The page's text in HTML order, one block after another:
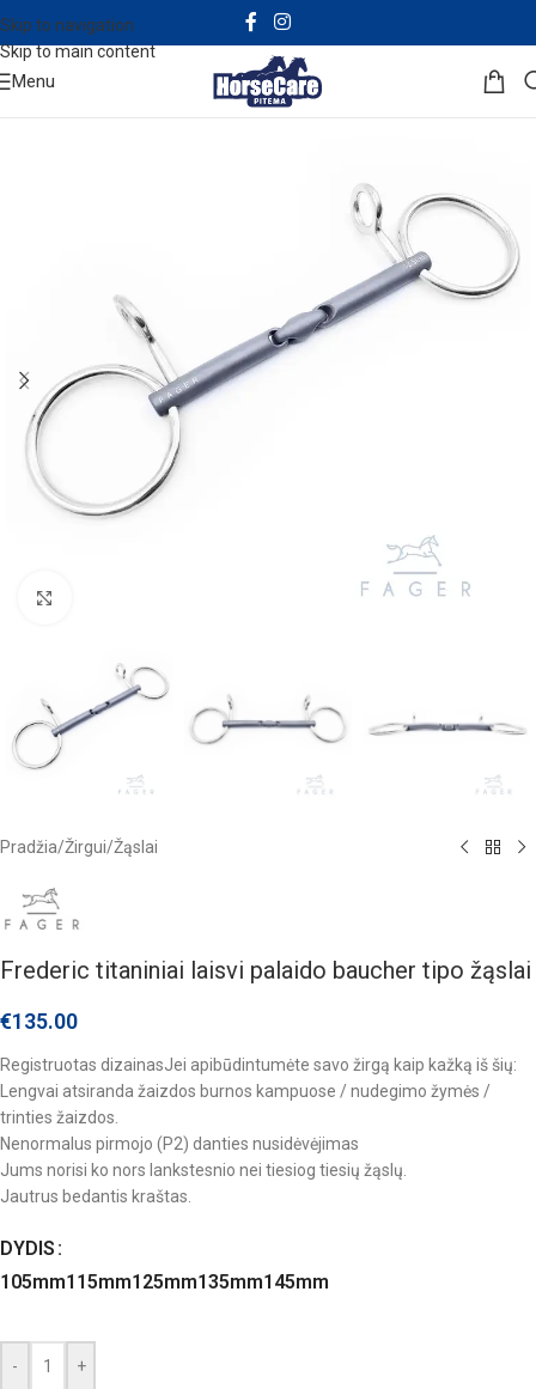
Skip to navigation
Skip to main content
Menu
Pradžia/Žirgui/Žąslai
Frederic titaniniai laisvi palaido baucher tipo žąslai
€135.00
Registruotas dizainasJei apibūdintumėte savo žirgą kaip kažką iš šių:
Lengvai atsiranda žaizdos burnos kampuose / nudegimo žymės /
trinties žaizdos.
Nenormalus pirmojo (P2) danties nusidėvėjimas
Jums norisi ko nors lankstesnio nei tiesiog tiesių žąslų.
Jautrus bedantis kraštas.
DYDIS
105mm115mm125mm135mm145mm
- +